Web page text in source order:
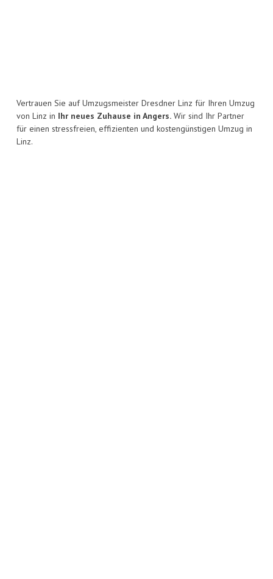
Vertrauen Sie auf Umzugsmeister Dresdner Linz für Ihren Umzug
von Linz in Ihr neues Zuhause in Angers. Wir sind Ihr Partner
für einen stressfreien, effizienten und kostengünstigen Umzug in
Linz.